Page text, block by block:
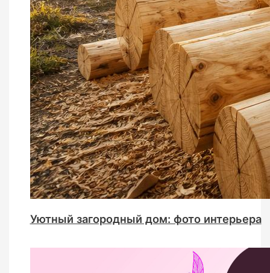
Уютный загородный дом: фото интерьера